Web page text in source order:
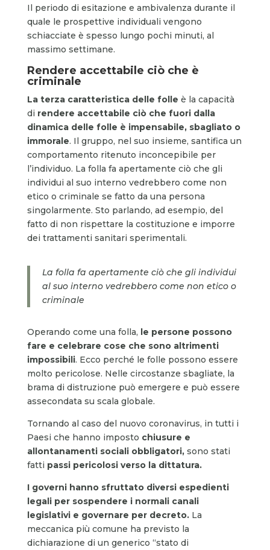
Il periodo di esitazione e ambivalenza durante il
quale le prospettive individuali vengono
schiacciate è spesso lungo pochi minuti, al
massimo settimane.
Rendere accettabile ciò che è
criminale
La terza caratteristica delle folle è la capacità
di rendere accettabile ciò che fuori dalla
dinamica delle folle è impensabile, sbagliato o
immorale. Il gruppo, nel suo insieme, santifica un
comportamento ritenuto inconcepibile per
l’individuo. La folla fa apertamente ciò che gli
individui al suo interno vedrebbero come non
etico o criminale se fatto da una persona
singolarmente. Sto parlando, ad esempio, del
fatto di non rispettare la costituzione e imporre
dei trattamenti sanitari sperimentali.
La folla fa apertamente ciò che gli individui
al suo interno vedrebbero come non etico o
criminale
Operando come una folla, le persone possono
fare e celebrare cose che sono altrimenti
impossibili. Ecco perché le folle possono essere
molto pericolose. Nelle circostanze sbagliate, la
brama di distruzione può emergere e può essere
assecondata su scala globale.
Tornando al caso del nuovo coronavirus, in tutti i
Paesi che hanno imposto chiusure e
allontanamenti sociali obbligatori, sono stati
fatti passi pericolosi verso la dittatura.
I governi hanno sfruttato diversi espedienti
legali per sospendere i normali canali
legislativi e governare per decreto.La
meccanica più comune ha previsto la
dichiarazione di un generico “stato di